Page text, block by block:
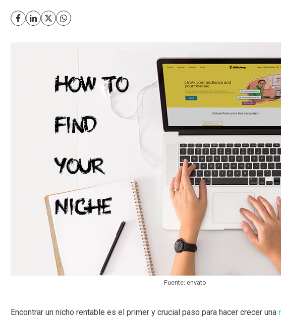
Fuente: envato
Encontrar un nicho rentable es el primer y crucial paso para hacer crecer una